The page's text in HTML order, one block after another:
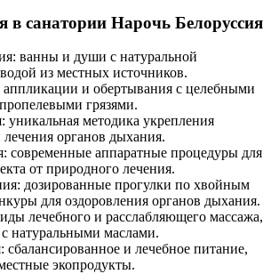
в санатории Нарочь Белоруссия
ванны и души с натуральной
из местных источников.
аппликации и обертывания с целебными
грязями.
уникальная методика укрепления
органов дыхания.
современные аппаратные процедуры для
от природного лечения.
дозированные прогулки по хвойным
для оздоровления органов дыхания.
лечебного и расслабляющего массажа,
натуральными маслами.
сбалансированное и лечебное питание,
экопродукты.